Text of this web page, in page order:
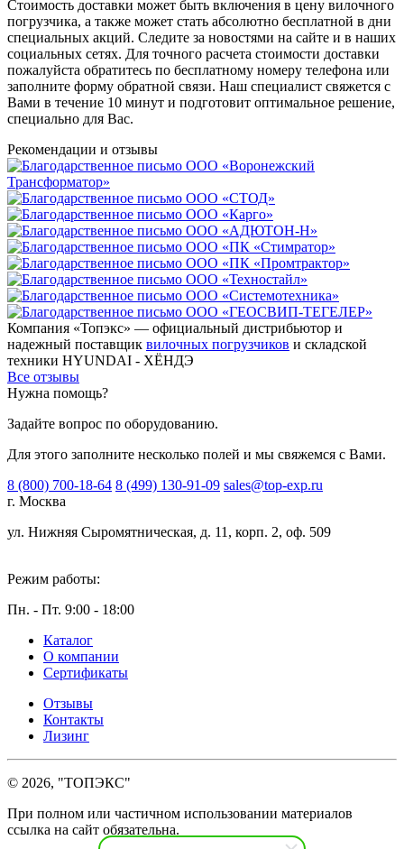
Стоимость доставки может быть включения в цену вилочного
погрузчика, а также может стать абсолютно бесплатной в дни
специальных акций. Следите за новостями на сайте и в наших
социальных сетях. Для точного расчета стоимости доставки
пожалуйста обратитесь по бесплатному номеру телефона или
заполните форму обратной связи. Наш специалист свяжется с
Вами в течение 10 минут и подготовит оптимальное решение,
специально для Вас.
Рекомендации и отзывы
Компания «Топэкс» — официальный дистрибьютор и
надежный поставщик вилочных погрузчиков и складской
техники HYUNDAI - ХЁНДЭ
Все отзывы
Нужна помощь?
Задайте вопрос по оборудованию.
Для этого заполните несколько полей и мы свяжемся с Вами.
8 (800) 700-18-64 8 (499) 130-91-09 sales@top-exp.ru
г. Москва
ул. Нижняя Сыромятническая, д. 11, корп. 2, оф. 509
Режим работы:
Пн. - Пт. 9:00 - 18:00
Каталог
О компании
Сертификаты
Отзывы
Контакты
Лизинг
© 2026, "ТОПЭКС"
При полном или частичном использовании материалов
ссылка на сайт обязательна.